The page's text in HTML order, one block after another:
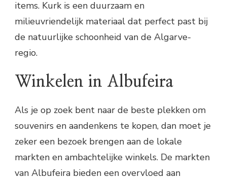
items. Kurk is een duurzaam en
milieuvriendelijk materiaal dat perfect past bij
de natuurlijke schoonheid van de Algarve-
regio.
Winkelen in Albufeira
Als je op zoek bent naar de beste plekken om
souvenirs en aandenkens te kopen, dan moet je
zeker een bezoek brengen aan de lokale
markten en ambachtelijke winkels. De markten
van Albufeira bieden een overvloed aan